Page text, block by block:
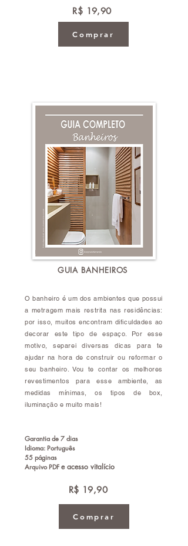
R$ 19,90
Comprar
GUIA BANHEIROS
O banheiro é um dos ambientes que possui
a metragem mais restrita nas residências:
por isso, muitos encontram dificuldades ao
decorar este tipo de espaço. Por esse
motivo, separei diversas dicas para te
ajudar na hora de construir ou reformar o
seu banheiro. Vou te contar os melhores
revestimentos para esse ambiente, as
medidas mínimas, os tipos de box,
iluminação e muito mais!
Garantia de 7 dias
Idioma: Português
55 páginas
Arquivo PDF e acesso vitalício
R$ 19,90
Comprar